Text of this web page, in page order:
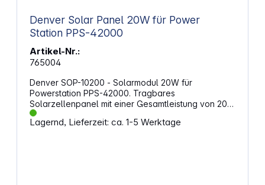
Denver Solar Panel 20W für Power
Station PPS-42000
Artikel-Nr.:
765004
Denver SOP-10200 - Solarmodul 20W für
Powerstation PPS-42000. Tragbares
Solarzellenpanel mit einer Gesamtleistung von 20W
USB-A - 5V-3A+9V-2A+12V-1,5A QC3.0 Funktion für
schnelles Laden DC-Ausgang 5V-18V
Lagernd, Lieferzeit: ca. 1-5 Werktage